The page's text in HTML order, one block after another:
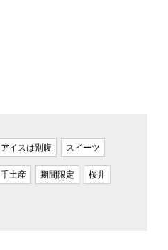
アイスは別腹 スイーツ
手土産 期間限定 桜井